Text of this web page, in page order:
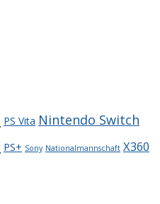
PS Vita Nintendo Switch
PS+ Sony Nationalmannschaft X360